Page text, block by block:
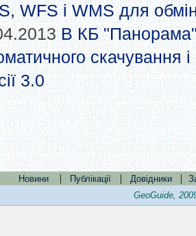
WFS і WMS для
В КБ
скачування
3.0
Новини | Публікації | Довідники |
GeoGuide,